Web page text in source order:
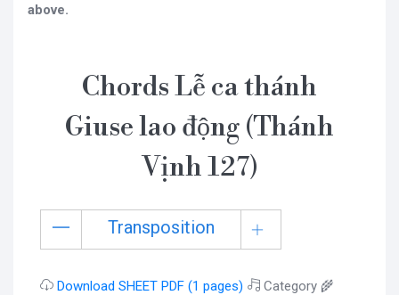
above.
Chords Lễ ca thánh
Giuse lao động (Thánh
Vịnh 127)
Transposition
Download SHEET PDF (1 pages)
Category 🌾